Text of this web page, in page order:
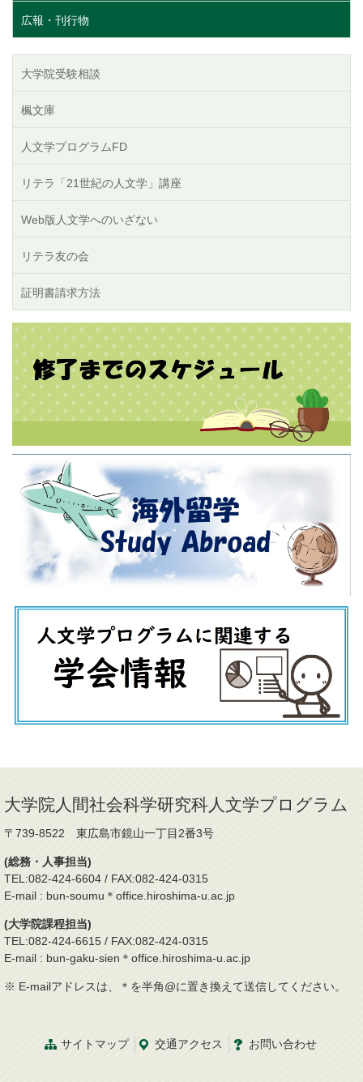
広報・刊行物
大学院受験相談
楓文庫
人文学プログラムFD
リテラ「21世紀の人文学」講座
Web版人文学へのいざない
リテラ友の会
証明書請求方法
大学院人間社会科学研究科人文学プログラム
〒739-8522 東広島市鏡山一丁目2番3号
(総務・人事担当)
TEL:082-424-6604 / FAX:082-424-0315
E-mail : bun-soumu＊office.hiroshima-u.ac.jp
(大学院課程担当)
TEL:082-424-6615 / FAX:082-424-0315
E-mail : bun-gaku-sien＊office.hiroshima-u.ac.jp
※ E-mailアドレスは、＊を半角@に置き換えて送信してください。
サイトマップ 交通アクセス お問い合わせ